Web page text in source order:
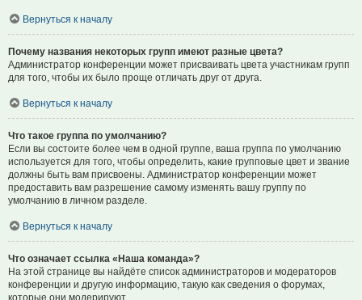
Вернуться к началу
Почему названия некоторых групп имеют разные цвета?
Администратор конференции может присваивать цвета участникам групп
для того, чтобы их было проще отличать друг от друга.
Вернуться к началу
Что такое группа по умолчанию?
Если вы состоите более чем в одной группе, ваша группа по умолчанию
используется для того, чтобы определить, какие групповые цвет и звание
должны быть вам присвоены. Администратор конференции может
предоставить вам разрешение самому изменять вашу группу по
умолчанию в личном разделе.
Вернуться к началу
Что означает ссылка «Наша команда»?
На этой странице вы найдёте список администраторов и модераторов
конференции и другую информацию, такую как сведения о форумах,
которые они модерируют.